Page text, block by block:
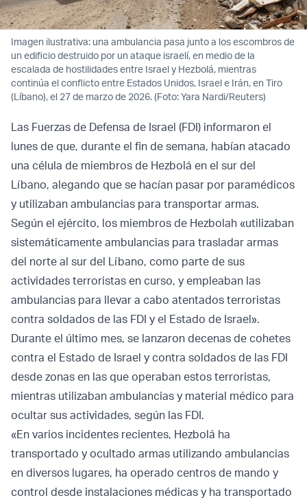
Imagen ilustrativa: una ambulancia pasa junto a los escombros de
un edificio destruido por un ataque israelí, en medio de la
escalada de hostilidades entre Israel y Hezbolá, mientras
continúa el conflicto entre Estados Unidos, Israel e Irán, en Tiro
(Líbano), el 27 de marzo de 2026. (Foto: Yara Nardi/Reuters)
Las Fuerzas de Defensa de Israel (FDI) informaron el
lunes de que, durante el fin de semana, habían atacado
una célula de miembros de Hezbolá en el sur del
Líbano, alegando que se hacían pasar por paramédicos
y utilizaban ambulancias para transportar armas.
Según el ejército, los miembros de Hezbolah «utilizaban
sistemáticamente ambulancias para trasladar armas
del norte al sur del Líbano, como parte de sus
actividades terroristas en curso, y empleaban las
ambulancias para llevar a cabo atentados terroristas
contra soldados de las FDI y el Estado de Israel».
Durante el último mes, se lanzaron decenas de cohetes
contra el Estado de Israel y contra soldados de las FDI
desde zonas en las que operaban estos terroristas,
mientras utilizaban ambulancias y material médico para
ocultar sus actividades, según las FDI.
«En varios incidentes recientes, Hezbolá ha
transportado y ocultado armas utilizando ambulancias
en diversos lugares, ha operado centros de mando y
control desde instalaciones médicas y ha transportado